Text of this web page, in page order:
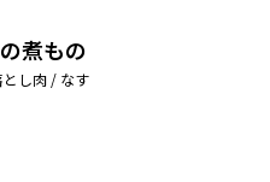
煮もの
し肉 / なす